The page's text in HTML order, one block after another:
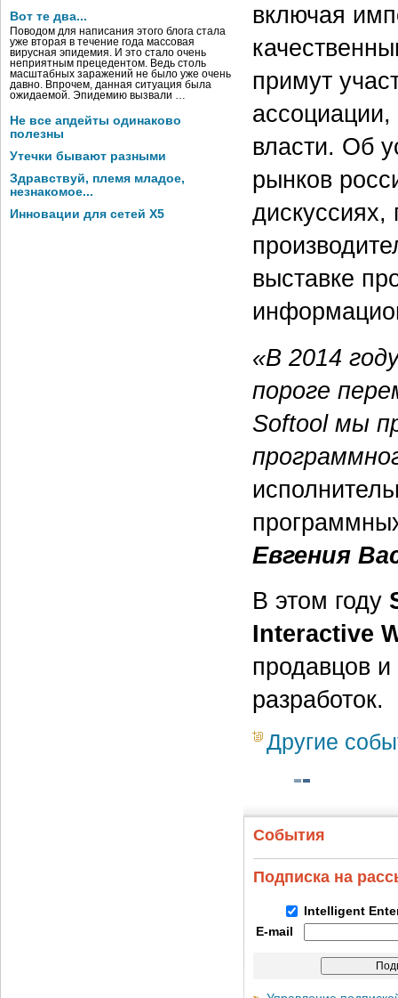
Вот те два...
Поводом для написания этого блога стала
уже вторая в течение года массовая
вирусная эпидемия. И это стало очень
неприятным прецедентом. Ведь столь
масштабных заражений не было уже очень
давно. Впрочем, данная ситуация была
ожидаемой. Эпидемию вызвали …
Не все апдейты одинаково
полезны
Утечки бывают разными
Здравствуй, племя младое,
незнакомое...
Инновации для сетей X5
включая
примут
власти. Об
рынков
выставке
«В 2014
пороге
Softool мы
Евгения
В этом году
Interactive
продавцов и
разработок.
Другие
События
Подписка на
Intelligent
E-mail